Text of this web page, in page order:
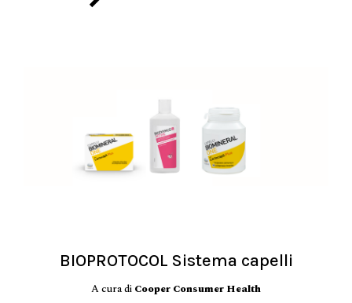
BIOPROTOCOL Sistema capelli
A cura di Cooper Consumer Health